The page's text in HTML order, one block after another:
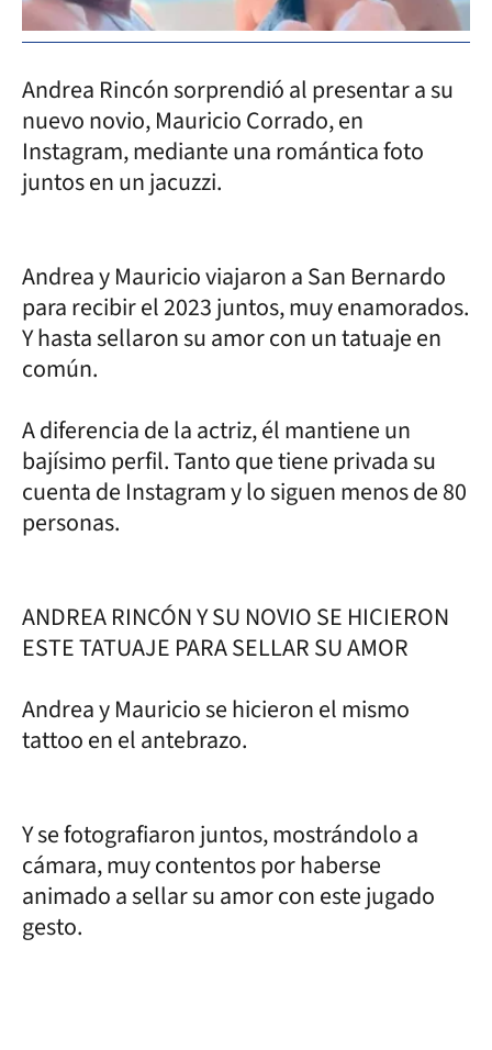
Andrea Rincón sorprendió al presentar a su
nuevo novio, Mauricio Corrado, en
Instagram, mediante una romántica foto
juntos en un jacuzzi.
Andrea y Mauricio viajaron a San Bernardo
para recibir el 2023 juntos, muy enamorados.
Y hasta sellaron su amor con un tatuaje en
común.
A diferencia de la actriz, él mantiene un
bajísimo perfil. Tanto que tiene privada su
cuenta de Instagram y lo siguen menos de 80
personas.
ANDREA RINCÓN Y SU NOVIO SE HICIERON
ESTE TATUAJE PARA SELLAR SU AMOR
Andrea y Mauricio se hicieron el mismo
tattoo en el antebrazo.
Y se fotografiaron juntos, mostrándolo a
cámara, muy contentos por haberse
animado a sellar su amor con este jugado
gesto.